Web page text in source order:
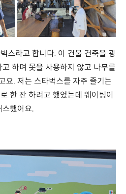
스라고 합니다. 이 건물 건축을 굉
하며 못을 사용하지 않고 나무를
요. 저는 스타벅스를 자주 즐기는
한 잔 하려고 했었는데 웨이팅이
스했어요.